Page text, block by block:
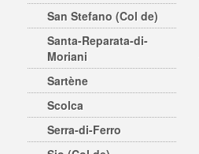
San Stefano (Col de)
Santa-Reparata-di-
Moriani
Sartène
Scolca
Serra-di-Ferro